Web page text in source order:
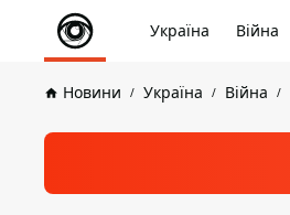
Україна Війна
Новини Україна Війна